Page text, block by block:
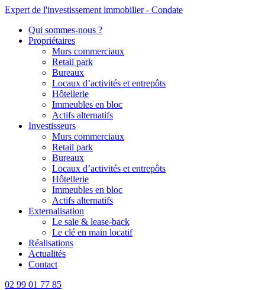
Expert de l'investissement immobilier - Condate
Qui sommes-nous ?
Propriétaires
Murs commerciaux
Retail park
Bureaux
Locaux d’activités et entrepôts
Hôtellerie
Immeubles en bloc
Actifs alternatifs
Investisseurs
Murs commerciaux
Retail park
Bureaux
Locaux d’activités et entrepôts
Hôtellerie
Immeubles en bloc
Actifs alternatifs
Externalisation
Le sale & lease-back
Le clé en main locatif
Réalisations
Actualités
Contact
02 99 01 77 85